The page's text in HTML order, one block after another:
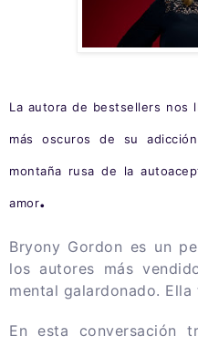
La autora de bestsellers nos
más oscuros de su
montaña rusa de la
amor.
Bryony Gordon es un
los autores más
mental galardonado. Ella
En esta conversación